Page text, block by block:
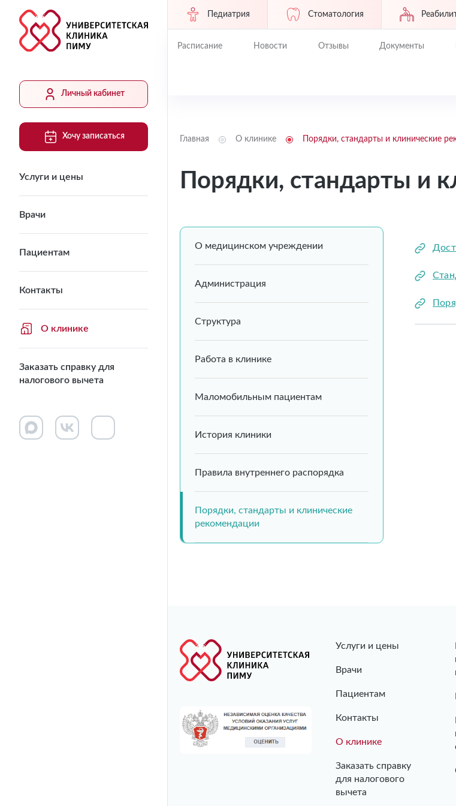
Личный кабинет
Хочу записаться
Услуги и цены
Врачи
Пациентам
Контакты
О клинике
Заказать справку для
налогового вычета
Педиатрия Стоматология
Расписание Новости Отзывы Документы
Главная О клинике Порядки, стандарты и клинические
Порядки, стандарты и
О медицинском учреждении
Администрация
Структура
Работа в клинике
Маломобильным пациентам
История клиники
Правила внутреннего распорядка
Порядки, стандарты и клинические
рекомендации
Услуги и цены
Врачи
Пациентам
Контакты
О клинике
Заказать справку
для налогового
вычета